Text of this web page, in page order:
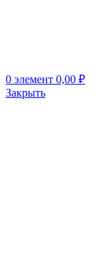
0 элемент 0,00 ₽
Закрыть